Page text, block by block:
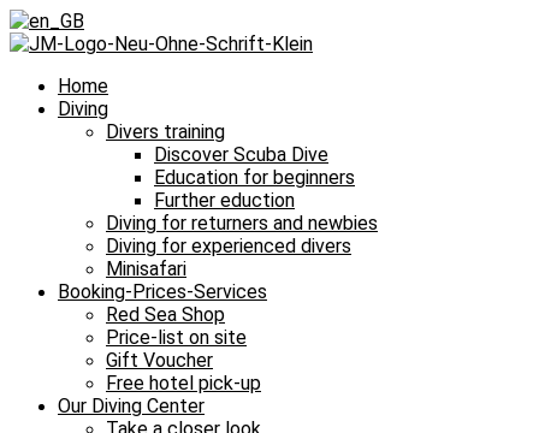
Home
Diving
Divers training
Discover Scuba Dive
Education for beginners
Further eduction
Diving for returners and newbies
Diving for experienced divers
Minisafari
Booking-Prices-Services
Red Sea Shop
Price-list on site
Gift Voucher
Free hotel pick-up
Our Diving Center